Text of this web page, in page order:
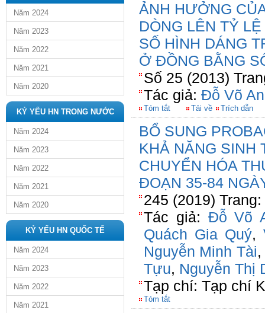
Năm 2024
Năm 2023
Năm 2022
Năm 2021
Năm 2020
KỶ YẾU HN TRONG NƯỚC
Năm 2024
Năm 2023
Năm 2022
Năm 2021
Năm 2020
KỶ YẾU HN QUỐC TẾ
Năm 2024
Năm 2023
Năm 2022
Năm 2021
ẢNH HƯỞNG
DÒNG LÊN TỶ
SỐ HÌNH DÁNG
Ở ĐỒNG BẰNG
Số 25 (2013)
Tác giả: Đỗ Võ
Tóm tắt Tải về Trích dẫn
BỔ SUNG
KHẢ NĂNG SINH
CHUYỂN HÓA
ĐOẠN 35-84
245 (2019)
Tác giả: Đỗ Võ
Quách Gia Quý,
Nguyễn Minh Tài,
Tựu, Nguyễn Thị
Tạp chí: Tạp chí
Tóm tắt